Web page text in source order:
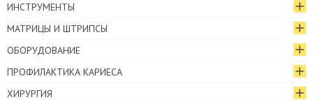
ИНСТРУМЕНТЫ
МАТРИЦЫ И ШТРИПСЫ
ОБОРУДОВАНИЕ
ПРОФИЛАКТИКА КАРИЕСА
ХИРУРГИЯ